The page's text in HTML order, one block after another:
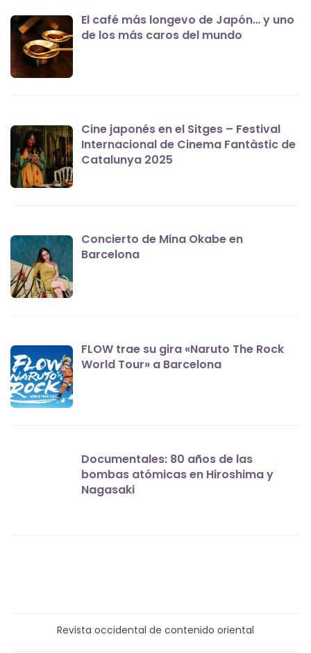
El café más longevo de Japón… y uno
de los más caros del mundo
Cine japonés en el Sitges – Festival
Internacional de Cinema Fantàstic de
Catalunya 2025
Concierto de Mina Okabe en
Barcelona
FLOW trae su gira «Naruto The Rock
World Tour» a Barcelona
Documentales: 80 años de las
bombas atómicas en Hiroshima y
Nagasaki
Revista occidental de contenido oriental